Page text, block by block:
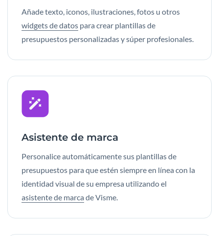
Añade texto, iconos, ilustraciones, fotos u otros
widgets de datos para crear plantillas de
presupuestos personalizadas y súper profesionales.
Asistente de marca
Personalice automáticamente sus plantillas de
presupuestos para que estén siempre en línea con la
identidad visual de su empresa utilizando el
asistente de marca de Visme.